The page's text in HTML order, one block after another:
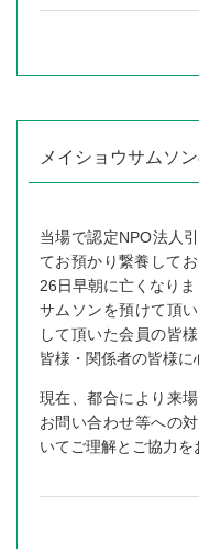
メイショウサムソ
当場で認定NPO法人
てお預かり繋養して
26日早朝に亡くなりま
サムソンを預けて頂
して頂いた会員の皆
皆様・関係者の皆様に
現在、都合により来
お問い合わせ等への
いてご理解とご協力を